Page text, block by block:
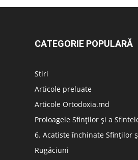
CATEGORIE POPULARĂ
Stiri
Articole preluate
Articole Ortodoxia.md
Proloagele Sfinților și a
6. Acatiste închinate Sfinților
Rugăciuni